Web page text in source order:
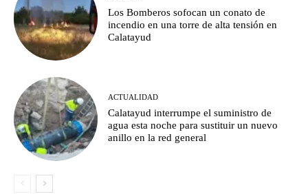
Los Bomberos sofocan un conato de
incendio en una torre de alta tensión en
Calatayud
ACTUALIDAD
Calatayud interrumpe el suministro de
agua esta noche para sustituir un nuevo
anillo en la red general